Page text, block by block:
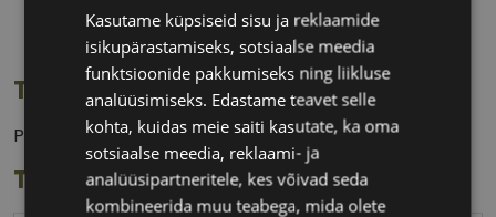
Tootekirjeldus
Prillilapp, 15 x 18 cm.
Toote info
Kasutame küpsiseid sisu ja reklaamide
isikupärastamiseks, sotsiaalse meedia
funktsioonide pakkumiseks ning liikluse
analüüsimiseks. Edastame teavet selle
kohta, kuidas meie saiti kasutate, ka oma
sotsiaalse meedia, reklaami- ja
analüüsipartneritele, kes võivad seda
kombineerida muu teabega, mida olete